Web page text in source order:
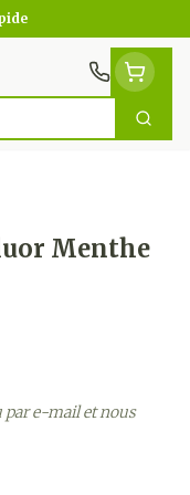
Menthe
par e-mail et nous